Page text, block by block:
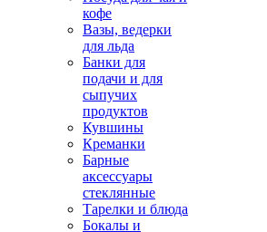
кофе
Вазы, ведерки
для льда
Банки для
подачи и для
сыпучих
продуктов
Кувшины
Креманки
Барные
аксессуары
стеклянные
Тарелки и блюда
Бокалы и